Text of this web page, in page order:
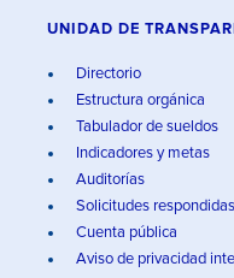
UNIDAD DE
Directorio
Estructura orgánica
Tabulador de sueldos
Indicadores y metas
Auditorías
Solicitudes respondidas
Cuenta pública
Aviso de privacidad